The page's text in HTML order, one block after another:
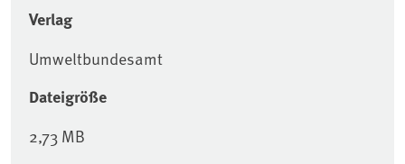
Verlag
Umweltbundesamt
Dateigröße
2,73 MB